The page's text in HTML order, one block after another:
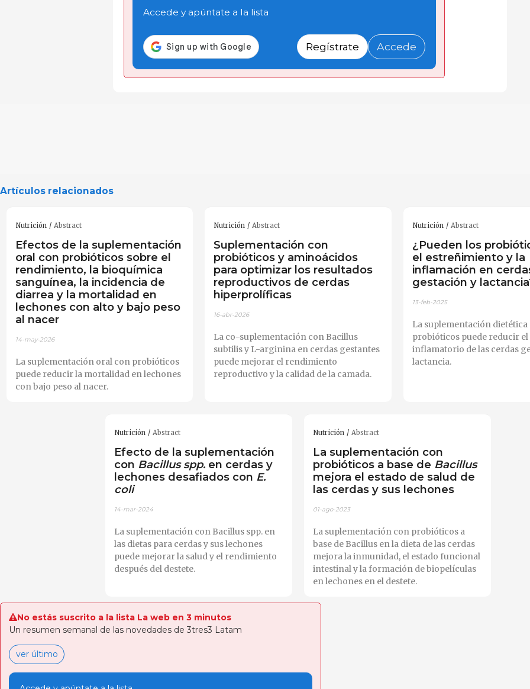
Accede y apúntate a la lista
Regístrate Accede
Artículos relacionados
Nutrición Abstract
Efectos de la suplementación
oral con probióticos sobre el
rendimiento, la bioquímica
sanguínea, la incidencia de
diarrea y la mortalidad en
lechones con alto y bajo peso
al nacer
14-may-2026
La suplementación oral con probióticos
puede reducir la mortalidad en lechones
con bajo peso al nacer.
Nutrición Abstract
Suplementación con
probióticos y aminoácidos
para optimizar los resultados
reproductivos de cerdas
hiperprolíficas
16-abr-2026
La co-suplementación con Bacillus
subtilis y L-arginina en cerdas gestantes
puede mejorar el rendimiento
reproductivo y la calidad de la camada.
Nutrición Abstract
¿Pueden los
el estreñimiento y la
inflamación en
gestación y
13-feb-2025
La suplementación dietética
probióticos puede reducir el
inflamatorio de las cerdas
lactancia.
Nutrición Abstract
Efecto de la suplementación
con Bacillus spp. en cerdas y
lechones desafiados con E.
coli
14-mar-2024
La suplementación con Bacillus spp. en
las dietas para cerdas y sus lechones
puede mejorar la salud y el rendimiento
después del destete.
Nutrición Abstract
La suplementación con
probióticos a base de Bacillus
mejora el estado de salud de
las cerdas y sus lechones
01-ago-2023
La suplementación con probióticos a
base de Bacillus en la dieta de las cerdas
mejora la inmunidad, el estado funcional
intestinal y la formación de biopelículas
en lechones en el destete.
No estás suscrito a la lista La web en 3 minutos
Un resumen semanal de las novedades de 3tres3 Latam
ver último